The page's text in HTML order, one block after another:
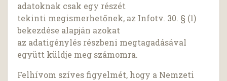
adatoknak csak egy részét
tekinti megismerhetőnek, az Infotv. 30. § (1)
bekezdése alapján azokat
az adatigénylés részbeni megtagadásával
együtt küldje meg számomra.
Felhívom szíves figyelmét, hogy a Nemzeti